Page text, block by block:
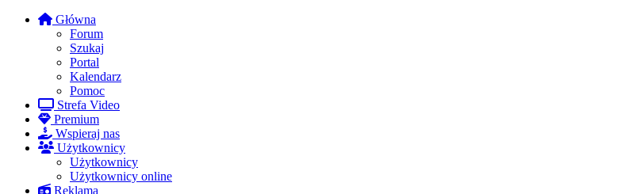
Główna
Forum
Szukaj
Portal
Kalendarz
Pomoc
Strefa Video
Premium
Wspieraj nas
Użytkownicy
Użytkownicy
Użytkownicy online
Reklama